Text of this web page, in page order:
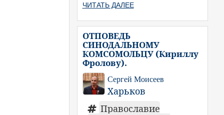
ЧИТАТЬ ДАЛЕЕ
ОТПОВЕДЬ
СИНОДАЛЬНОМУ
КОМСОМОЛЬЦУ (Кириллу
Фролову).
Сергей Моисеев
Харьков
Православие